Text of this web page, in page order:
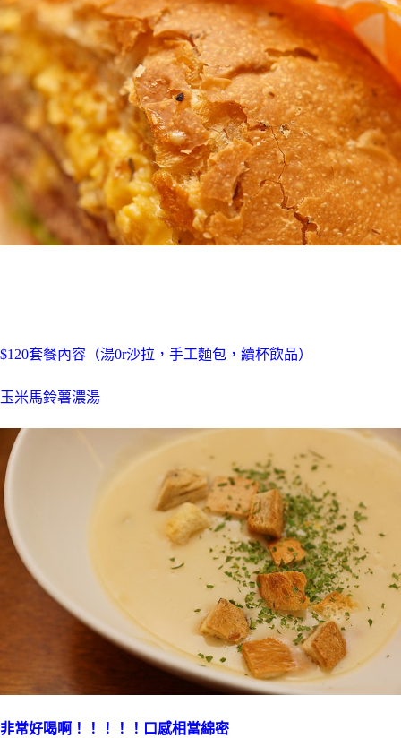
$120套餐內容（湯0r沙拉，手工麵包，續杯飲品）
玉米馬鈴薯濃湯
非常好喝啊！！！！！口感相當綿密